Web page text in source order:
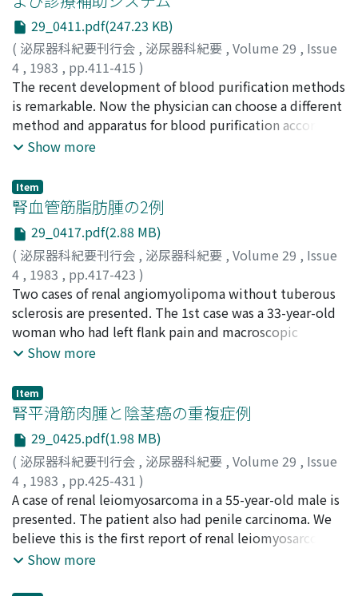
31.3%であった.GM, DKB, KMは感受性が低かった
29_0411.pdf(247.23 KB)
( 泌尿器科紀要刊行会 , 泌尿器科紀要 , Volume 29 , Issue
4 , 1983 , pp.411-415 )
今川, 章夫;詫間, 幸宏;Imagawa, Akio;Takuma, Yukihiro
The recent development of blood purification methods
is remarkable. Now the physician can choose a different
method and apparatus for blood purification according
to the condition of each patient. Unlike the days when a
the method and apparatus used on each patient may
differ, and therefore if an inappropriate method or
apparatus is used, it may result in a serious medical
error. Patients on dialysis are in a pathologic state
brought about by the causative disease and that
brought about by renal failure which can not be cured
by blood purification therapy. Therefore, it is necessary
to accumulate a large amount of information on the
patient's condition, including tests, and to use them
effectively to provide optimum management of the
analyse large amounts of such information by using a
microcomputer to help improve the practise of
dialysis, and enable more appropriate patient
management. The input of this system are basic data on
the patient, information relating to dialysis treatment,
symptoms of the patient, results of tests, treatment
applied etc.; its output are medical bills, drug
requisition sheet, dialysis record etc. Simultaneously,
the various pieces of information stored by this system
can be retrieved as required. The planned objective of
Show more
Item
腎血管筋脂肪腫の2例
29_0417.pdf(2.88 MB)
( 泌尿器科紀要刊行会 , 泌尿器科紀要 , Volume 29 , Issue
4 , 1983 , pp.417-423 )
西野, 昭夫;元井, 勇 ;島村, 正喜;久住, 治男;Nishino, Akio
Motoi, Isamu;Shimamura, Masayoshi;Hisazumi, Haruo
Two cases of renal angiomyolipoma without tuberous
sclerosis are presented. The 1st case was a 33-year-old
woman who had left flank pain and macroscopic
hematuria on August 26, 1980. Physical examinations
angiograms showed the presence of a hypovascular
mass located in the central to median lower part of the
left kidney. Ultrasonography showed a high echogenic
mass accompanied by a round low echogenic area in the
left kidney. Computed tomography revealed a fatty
density in the renal mass. The 2nd case was a 60-year-
old woman who was incidentally diagnosed as having a
right renal tumor by ultrasonography on February 18,
1982. The echogram showed a high echogenic mass in
the right kidney, and the fatty density in the renal mass
Show more
Item
腎平滑筋肉腫と陰茎癌の重複症例
29_0425.pdf(1.98 MB)
( 泌尿器科紀要刊行会 , 泌尿器科紀要 , Volume 29 , Issue
4 , 1983 , pp.425-431 )
小田島, 邦男;馬場, 志郎;早川, 正道;藤岡, 俊夫;Odajima,
Kunio;Baba, Shiro;Hayakawa, Masamichi;Fujioka,
Toshio
A case of renal leiomyosarcoma in a 55-year-old male is
presented. The patient also had penile carcinoma. We
believe this is the first report of renal leiomyosarcoma
associated with penile carcinoma. Since 1957, thirty
Show more